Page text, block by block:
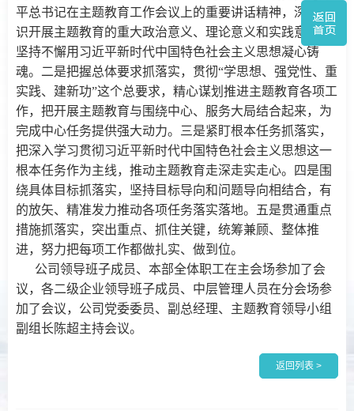
平总书记在主题教育工作会议上的重要讲话精神，深刻认
识开展主题教育的重大政治意义、理论意义和实践意义，
坚持不懈用习近平新时代中国特色社会主义思想凝心铸
魂。二是把握总体要求抓落实，贯彻“学思想、强党性、重
实践、建新功”这个总要求，精心谋划推进主题教育各项工
作，把开展主题教育与围绕中心、服务大局结合起来，为
完成中心任务提供强大动力。三是紧盯根本任务抓落实，
把深入学习贯彻习近平新时代中国特色社会主义思想这一
根本任务作为主线，推动主题教育走深走实走心。四是围
绕具体目标抓落实，坚持目标导向和问题导向相结合，有
的放矢、精准发力推动各项任务落实落地。五是贯通重点
措施抓落实，突出重点、抓住关键，统筹兼顾、整体推
进，努力把每项工作都做扎实、做到位。
公司领导班子成员、本部全体职工在主会场参加了会
议，各二级企业领导班子成员、中层管理人员在分会场参
加了会议，公司党委委员、副总经理、主题教育领导小组
副组长陈超主持会议。
返回列表 >